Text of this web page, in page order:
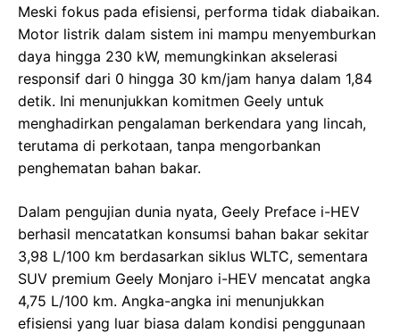
Meski fokus pada efisiensi, performa tidak diabaikan.
Motor listrik dalam sistem ini mampu menyemburkan
daya hingga 230 kW, memungkinkan akselerasi
responsif dari 0 hingga 30 km/jam hanya dalam 1,84
detik. Ini menunjukkan komitmen Geely untuk
menghadirkan pengalaman berkendara yang lincah,
terutama di perkotaan, tanpa mengorbankan
penghematan bahan bakar.
Dalam pengujian dunia nyata, Geely Preface i-HEV
berhasil mencatatkan konsumsi bahan bakar sekitar
3,98 L/100 km berdasarkan siklus WLTC, sementara
SUV premium Geely Monjaro i-HEV mencatat angka
4,75 L/100 km. Angka-angka ini menunjukkan
efisiensi yang luar biasa dalam kondisi penggunaan